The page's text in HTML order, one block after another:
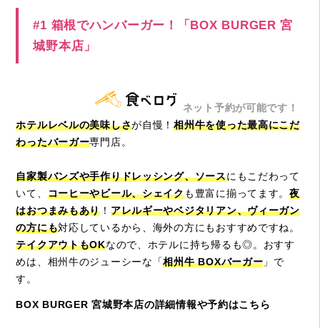
#1 箱根でハンバーガー！「BOX BURGER 宮
城野本店」
ネット予約が可能です！
ホテルレベルの美味しさが自慢！相州牛を使った最高にこだ
わったバーガー専門店。
自家製バンズや手作りドレッシング、ソースにもこだわって
いて、 コーヒーやビール、シェイクも豊富に揃ってます。夜
はおつまみもあり ！ アレルギーやベジタリアン、ヴィーガン
の方にも対応しているから、海外の方にもおすすめですね。
テイクアウトもOKなので、ホテルに持ち帰るも◎。おすす
めは、相州牛のジューシーな「相州牛 BOXバーガー 」で
す。
BOX BURGER 宮城野本店の詳細情報や予約はこちら